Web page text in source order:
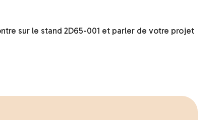
sur le stand 2D65-001 et parler de votre projet